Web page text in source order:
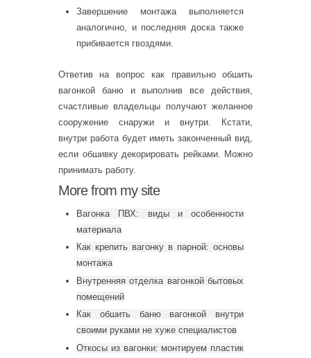
Завершение монтажа выполняется
аналогично, и последняя доска также
прибивается гвоздями.
Ответив на вопрос как правильно обшить
вагонкой баню и выполнив все действия,
счастливые владельцы получают желанное
сооружение снаружи и внутри. Кстати,
внутри работа будет иметь законченный вид,
если обшивку декорировать рейками. Можно
принимать работу.
More from my site
Вагонка ПВХ: виды и особенности
материала
Как крепить вагонку в парной: основы
монтажа
Внутренняя отделка вагонкой бытовых
помещений
Как обшить баню вагонкой внутри
своими руками не хуже специалистов
Откосы из вагонки: монтируем пластик